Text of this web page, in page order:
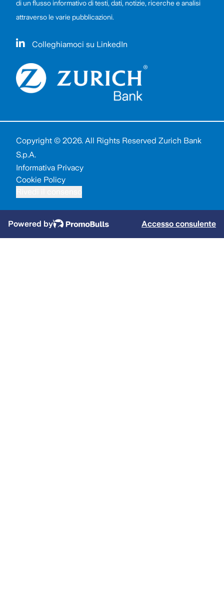
di un flusso informativo di testi, dati, notizie, ricerche e analisi
attraverso le varie pubblicazioni.
Colleghiamoci su LinkedIn
Copyright © 2026. All Rights Reserved Zurich Bank
S.p.A.
Informativa Privacy
Cookie Policy
Powered by Accesso consulente